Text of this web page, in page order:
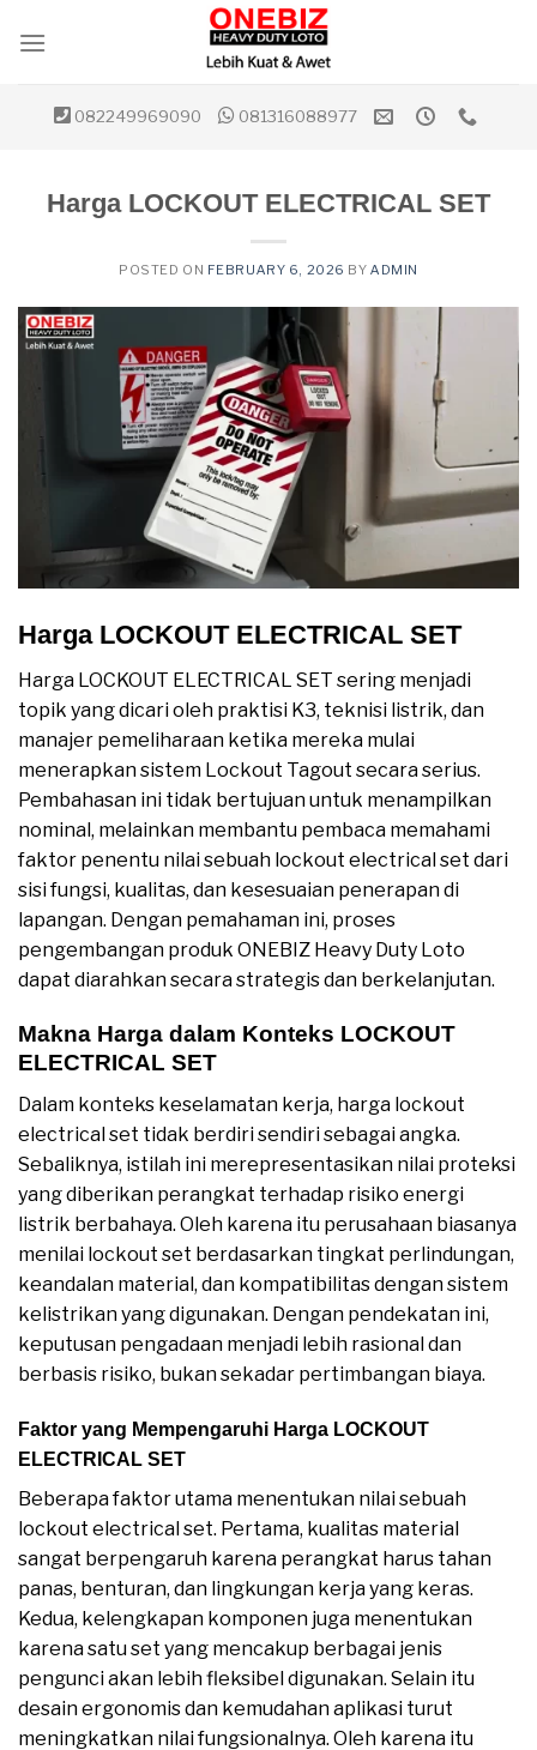
082249969090 081316088977
Harga LOCKOUT ELECTRICAL SET
POSTED ON FEBRUARY 6, 2026 BY ADMIN
Harga LOCKOUT ELECTRICAL SET
Harga LOCKOUT ELECTRICAL SET sering menjadi
topik yang dicari oleh praktisi K3, teknisi listrik, dan
manajer pemeliharaan ketika mereka mulai
menerapkan sistem Lockout Tagout secara serius.
Pembahasan ini tidak bertujuan untuk menampilkan
nominal, melainkan membantu pembaca memahami
faktor penentu nilai sebuah lockout electrical set dari
sisi fungsi, kualitas, dan kesesuaian penerapan di
lapangan. Dengan pemahaman ini, proses
pengembangan produk ONEBIZ Heavy Duty Loto
dapat diarahkan secara strategis dan berkelanjutan.
Makna Harga dalam Konteks LOCKOUT
ELECTRICAL SET
Dalam konteks keselamatan kerja, harga lockout
electrical set tidak berdiri sendiri sebagai angka.
Sebaliknya, istilah ini merepresentasikan nilai proteksi
yang diberikan perangkat terhadap risiko energi
listrik berbahaya. Oleh karena itu perusahaan biasanya
menilai lockout set berdasarkan tingkat perlindungan,
keandalan material, dan kompatibilitas dengan sistem
kelistrikan yang digunakan. Dengan pendekatan ini,
keputusan pengadaan menjadi lebih rasional dan
berbasis risiko, bukan sekadar pertimbangan biaya.
Faktor yang Mempengaruhi Harga LOCKOUT
ELECTRICAL SET
Beberapa faktor utama menentukan nilai sebuah
lockout electrical set. Pertama, kualitas material
sangat berpengaruh karena perangkat harus tahan
panas, benturan, dan lingkungan kerja yang keras.
Kedua, kelengkapan komponen juga menentukan
karena satu set yang mencakup berbagai jenis
pengunci akan lebih fleksibel digunakan. Selain itu
desain ergonomis dan kemudahan aplikasi turut
meningkatkan nilai fungsionalnya. Oleh karena itu